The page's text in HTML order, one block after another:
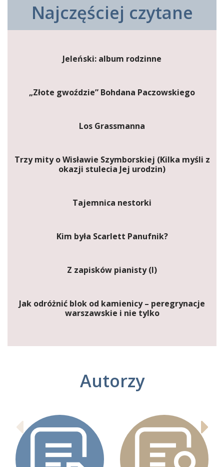
Najczęściej czytane
Jeleński: album rodzinne
„Złote gwoździe” Bohdana Paczowskiego
Los Grassmanna
Trzy mity o Wisławie Szymborskiej (Kilka myśli z
okazji stulecia Jej urodzin)
Tajemnica nestorki
Kim była Scarlett Panufnik?
Z zapisków pianisty (I)
Jak odróżnić blok od kamienicy – peregrynacje
warszawskie i nie tylko
Autorzy